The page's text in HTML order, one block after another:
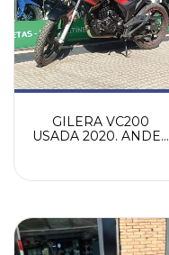
GILERA VC200
USADA 2020. ANDES